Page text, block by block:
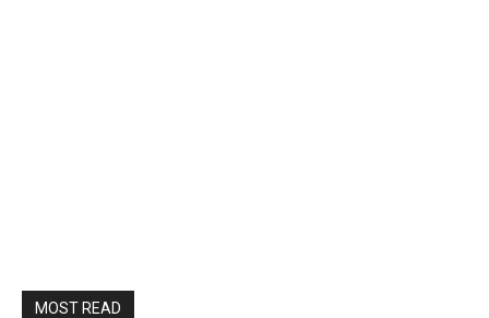
MOST READ